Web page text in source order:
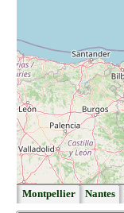
Montpellier Nantes